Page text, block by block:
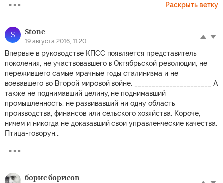
Раскрыть ветку
S Stоne
19 августа 2016, 11:20
Впервые в руководстве КПСС появляется представитель
поколения, не участвовавшего в Октябрьской революции, не
пережившего самые мрачные годы сталинизма и не
воевавшего во Второй мировой войне. ______________________ А
также не поднимавший целину, не поднимавший
промышленность, не развивавший ни одну область
производства, финансов или сельского хозяйства. Короче,
ничем и никогда не доказавший свои управленческие качества.
Птица-говорун...
борис борисов